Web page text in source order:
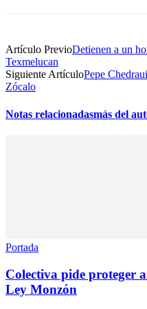
Artículo PrevioDetienen a un
Texmelucan
Siguiente ArtículoPepe
Zócalo
Notas relacionadasmás del
Portada
Colectiva pide proteger
Ley Monzón